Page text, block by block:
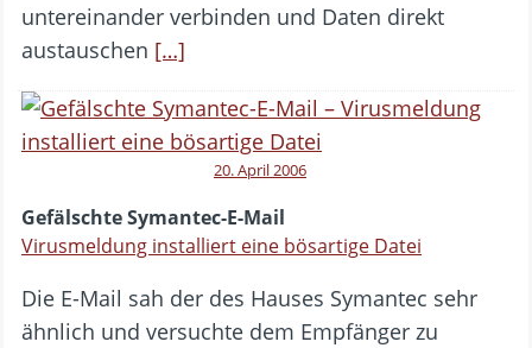
untereinander verbinden und Daten direkt
austauschen […]
20. April 2006
Gefälschte Symantec-E-Mail
Virusmeldung installiert eine bösartige Datei
Die E-Mail sah der des Hauses Symantec sehr
ähnlich und versuchte dem Empfänger zu